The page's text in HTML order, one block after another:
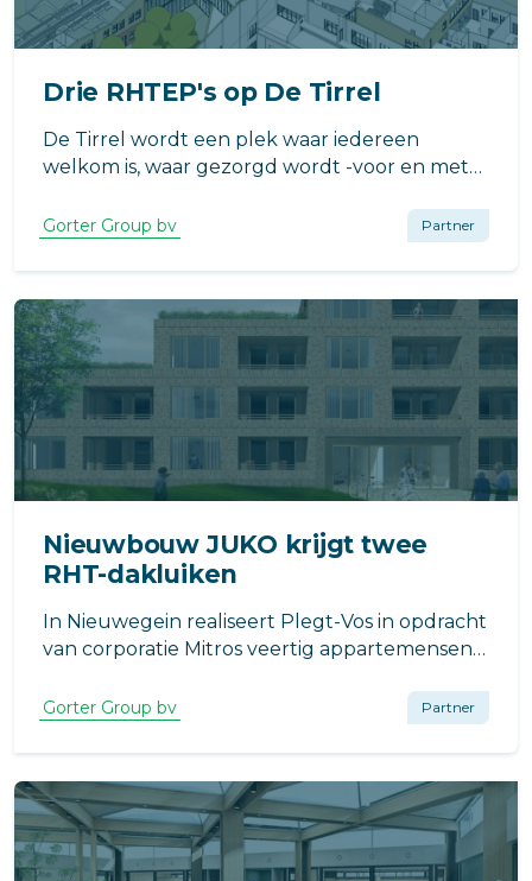
Drie RHTEP's op De Tirrel
De Tirrel wordt een plek waar iedereen
welkom is, waar gezorgd wordt -voor en met
ontmoeten en aanvullen.
Gorter Group bv Partner
Nieuwbouw JUKO krijgt twee
RHT-dakluiken
In Nieuwegein realiseert Plegt-Vos in opdracht
van corporatie Mitros veertig appartemensen
Gorter Group bv Partner